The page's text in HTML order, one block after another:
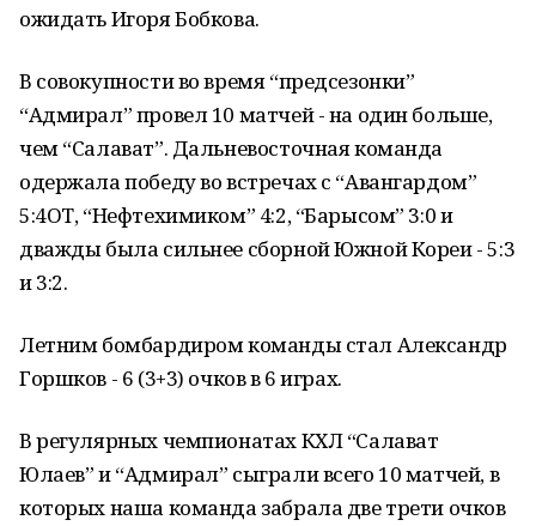
ожидать Игоря Бобкова.
В совокупности во время “предсезонки”
“Адмирал” провел 10 матчей - на один больше,
чем “Салават”. Дальневосточная команда
одержала победу во встречах с “Авангардом”
5:4ОТ, “Нефтехимиком” 4:2, “Барысом” 3:0 и
дважды была сильнее сборной Южной Кореи - 5:3
и 3:2.
Летним бомбардиром команды стал Александр
Горшков - 6 (3+3) очков в 6 играх.
В регулярных чемпионатах КХЛ “Салават
Юлаев” и “Адмирал” сыграли всего 10 матчей, в
которых наша команда забрала две трети очков